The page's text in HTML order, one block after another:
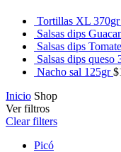
Tortillas XL 370gr
Salsas dips
Salsas dips
Salsas dips queso
Nacho sal 125gr$
Inicio Shop
Ver filtros
Clear filters
Picó